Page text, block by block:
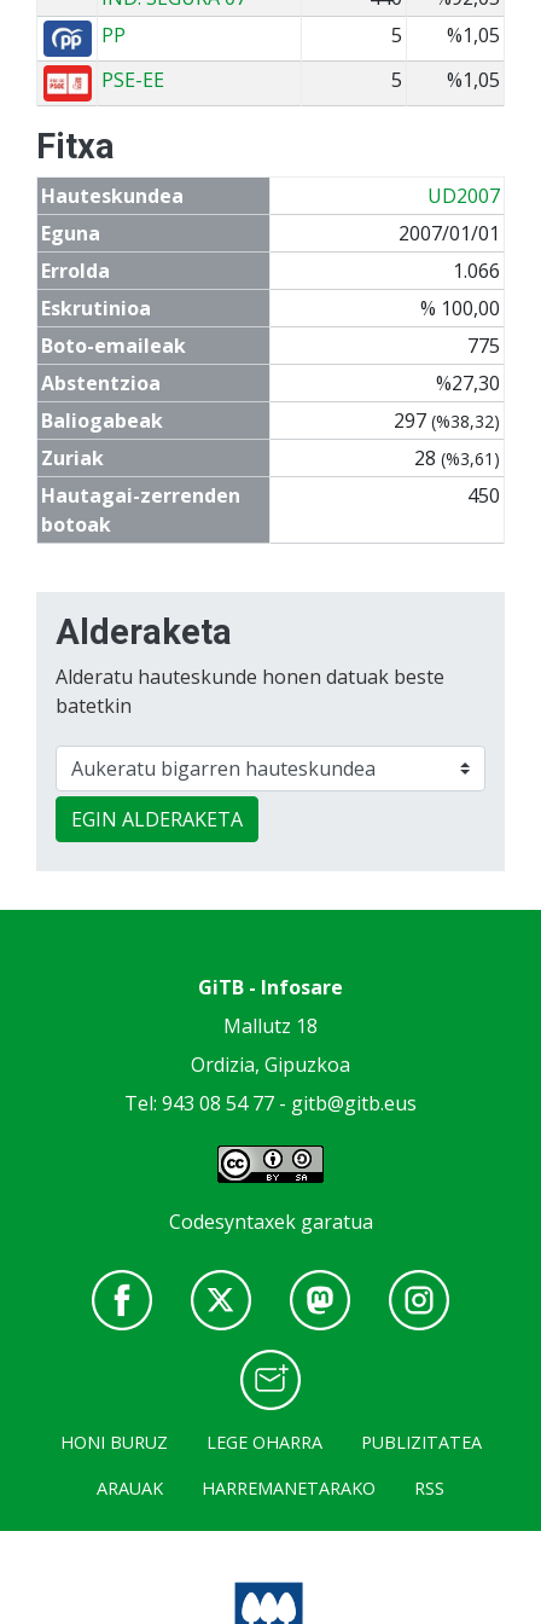
PP
5
%1,05
PSE-EE
5 %1,05
Fitxa
Hauteskundea
UD2007
Eguna
2007/01/01
Errolda
1.066
Eskrutinioa
% 100,00
Boto-emaileak
775
Abstentzioa
%27,30
Baliogabeak
297 (%38,32)
Zuriak 28 (%3,61)
Hautagai-zerrenden
botoak
450
Alderaketa
Alderatu hauteskunde honen datuak beste
batetkin
EGIN ALDERAKETA
GiTB - Infosare
Mallutz 18
Ordizia, Gipuzkoa
Tel: 943 08 54 77 - gitb@gitb.eus
Codesyntaxek garatua
HONI BURUZ LEGE OHARRA
PUBLIZITATEA
ARAUAK
HARREMANETARAKO RSS